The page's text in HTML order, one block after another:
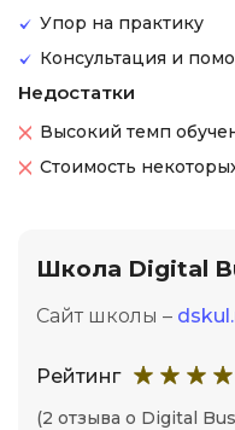
Упор на практику
Консультация и
Недостатки
Высокий темп
Стоимость
Школа Digital
Сайт школы –
Рейтинг
(2 отзыва о Digital